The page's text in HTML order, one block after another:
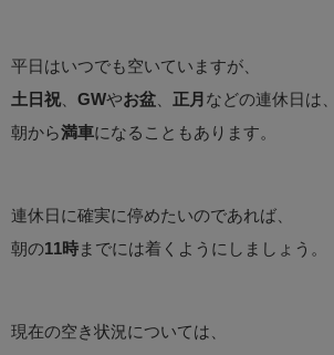
平日はいつでも空いていますが、
土日祝、 GWやお盆 正月 などの連休日は、
朝から満車になることもあります。
連休日に確実に停めたいのであれば、
朝の11時 までには着くようにしましょう。
現在の空き状況については、